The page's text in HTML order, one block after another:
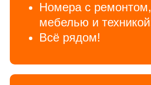
Номера с ремонтом,
мебелью и
Всё рядом!